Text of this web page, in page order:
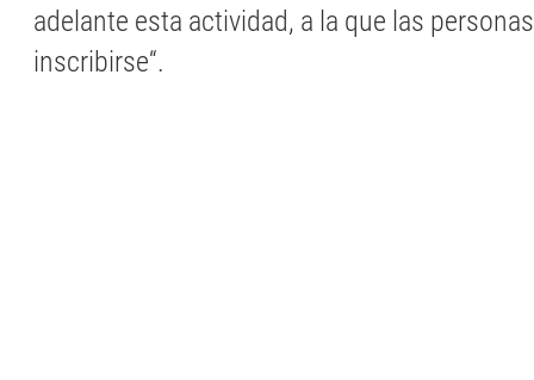
adelante esta actividad, a la que las
inscribirse“.